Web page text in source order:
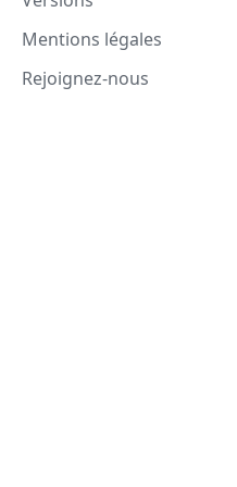
Mentions légales
Rejoignez-nous